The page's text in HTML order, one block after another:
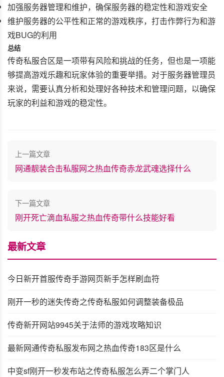
加强服务器管理和维护，确保服务器的稳定性和游戏安全
维护服务器的公平性和正常的游戏秩序，打击作弊行为和游
戏BUG的利用
总结
传奇私服合区是一项带有风险和挑战的任务，但也是一项能
够提高游戏乐趣和玩家体验的重要举措。对于服务器管理员
来说，需要认真分析和处理好各种技术和管理问题，以确保
玩家的利益和游戏的稳定性。
上一篇文章
网通靓装合击私服网之热血传奇赤龙武魂选择什么
下一篇文章
刚开死亡滴血私服之热血传奇带什么技能好看
最新文章
今日新开首服传奇手游网页新手怎样刷血符
刚开一秒的迷失传奇之传奇私服如何调整装备极品
传奇新开网站9945关于法师的游戏攻略知识
最新网通传奇私服发布网之热血传奇183区是什么
中变sf刚开一秒发布站之传奇私服怎么弄二个掌门人